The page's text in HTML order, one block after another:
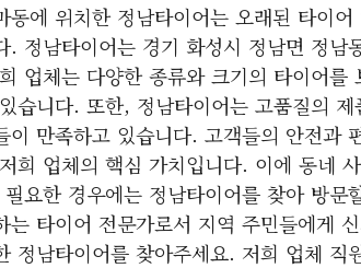
동에 위치한 정남타이어는 오래된 타이
. 정남타이어는 경기 화성시 정남면 정남
업체는 다양한 종류와 크기의 타이어
습니다. 또한, 정남타이어는 고품질의
이 만족하고 있습니다. 고객들의 안전과
희 업체의 핵심 가치입니다. 이에 동네
요한 경우에는 정남타이어를 찾아 방문
는 타이어 전문가로서 지역 주민들에게
정남타이어를 찾아주세요. 저희 업체 직